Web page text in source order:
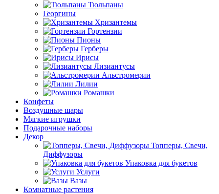
Тюльпаны
Георгины
Хризантемы
Гортензии
Пионы
Герберы
Ирисы
Лизиантусы
Альстромерии
Лилии
Ромашки
Конфеты
Воздушные шары
Мягкие игрушки
Подарочные наборы
Декор
Топперы, Свечи,
Диффузоры
Упаковка для букетов
Услуги
Вазы
Комнатные растения